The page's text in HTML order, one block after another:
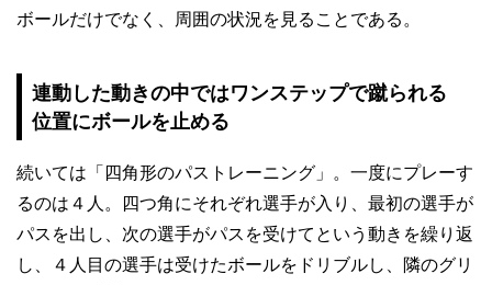
ボールだけでなく、周囲の状況を見ることである。
連動した動きの中ではワンステップで蹴られる
位置にボールを止める
続いては「四角形のパストレーニング」。一度にプレーす
るのは４人。四つ角にそれぞれ選手が入り、最初の選手が
パスを出し、次の選手がパスを受けてという動きを繰り返
し、４人目の選手は受けたボールをドリブルし、隣のグリ